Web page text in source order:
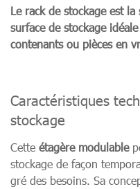
Le rack de stockage est
surface de stockage
contenants ou pièces en
Caractéristiques
stockage
Cette étagère modulable
stockage de façon
gré des besoins. Sa